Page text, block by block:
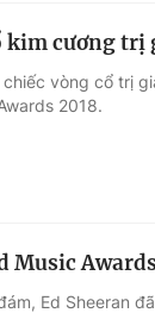
cương trị
vòng cổ trị
2018.
Music
Ed Sheeran